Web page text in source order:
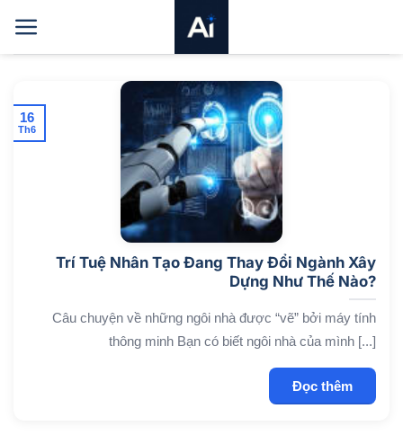
qua
nội
Trí Tuệ Nhân Tạo Đang Thay Đổi Ngành Xây
Dựng Như Thế Nào?
Câu chuyện về những ngôi nhà được “vẽ” bởi máy tính
thông minh Bạn có biết ngôi nhà của mình [...]
Đọc thêm
16
Th6